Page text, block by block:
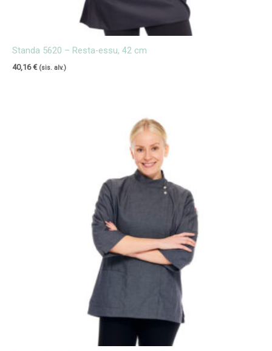
Standa 5620 – Resta-essu, 42 cm
40,16€ (sis. alv.)